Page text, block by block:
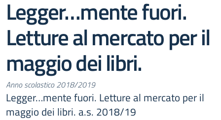
Legger…mente fuori.
Letture al mercato per il
maggio dei libri.
Anno scolastico 2018/2019
Legger…mente fuori. Letture al mercato per il
maggio dei libri. a.s. 2018/19